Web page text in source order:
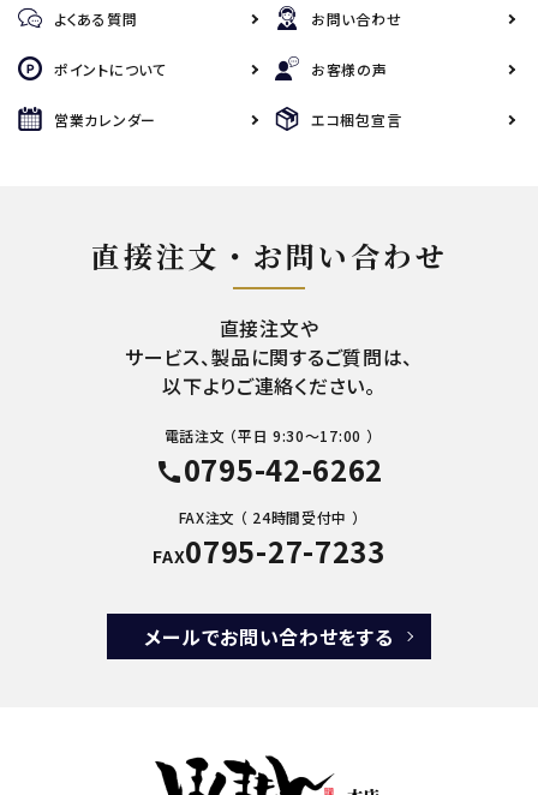
よくある質問 お問い合わせ
ポイントについて お客様の声
営業カレンダー エコ梱包宣言
直接注文・お問い合わせ
直接注文や
サービス、製品に関するご質問は、
以下よりご連絡ください。
電話注文 （平日 9:30～17:00 ）
call0795-42-6262
FAX注文 （ 24時間受付中 ）
FAX0795-27-7233
メールでお問い合わせをする